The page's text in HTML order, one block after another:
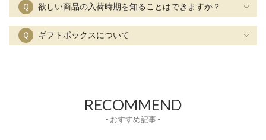
Ｑ 欲しい商品の入荷時期を知ることはできますか？
Ｑ ギフトボックスについて
RECOMMEND
- おすすめ記事 -